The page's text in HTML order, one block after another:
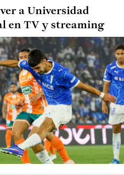
a Universidad
en TV y streaming